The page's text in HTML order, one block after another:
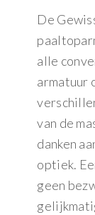
De
alle
armatuur
van de
danken
optiek.
geen